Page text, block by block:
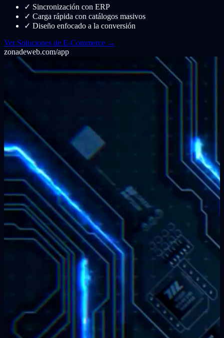
✓ Sincronización con ERP
✓ Carga rápida con catálogos masivos
✓ Diseño enfocado a la conversión
Ver Soluciones de E-Commerce →
zonadeweb.com/app